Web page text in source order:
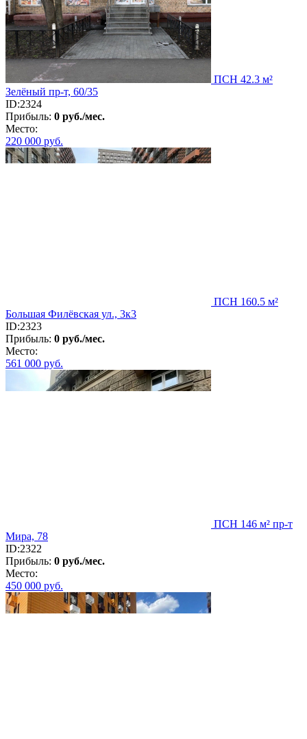
ПСН 42.3 м²
Зелёный пр-т, 60/35
ID:2324
Прибыль: 0 руб./мес.
Место:
220 000 руб.
ПСН 160.5 м²
Большая Филёвская ул., 3к3
ID:2323
Прибыль: 0 руб./мес.
Место:
561 000 руб.
ПСН 146 м² пр-т
Мира, 78
ID:2322
Прибыль: 0 руб./мес.
Место:
450 000 руб.